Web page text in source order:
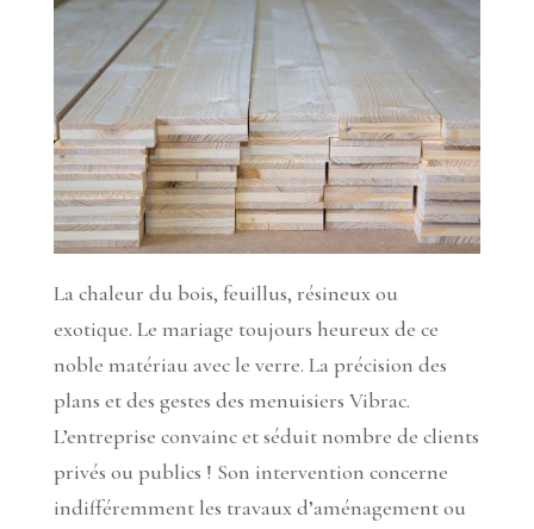
La chaleur du bois, feuillus, résineux ou
exotique. Le mariage toujours heureux de ce
noble matériau avec le verre. La précision des
plans et des gestes des menuisiers Vibrac.
L’entreprise convainc et séduit nombre de clients
privés ou publics ! Son intervention concerne
indifféremment les travaux d’aménagement ou